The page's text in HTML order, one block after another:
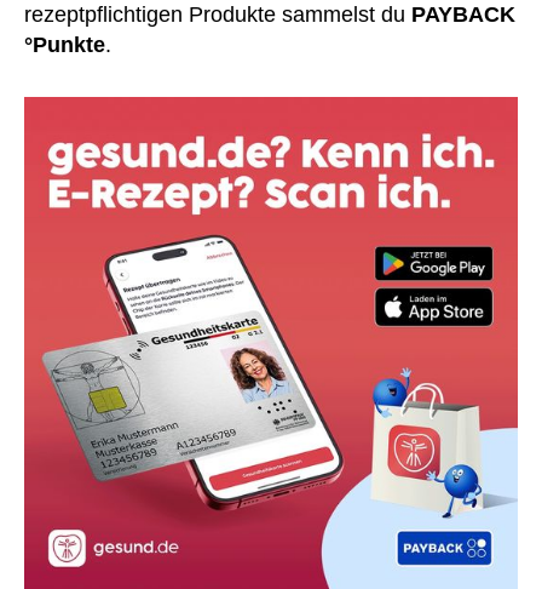
rezeptpflichtigen Produkte sammelst du PAYBACK
°Punkte.